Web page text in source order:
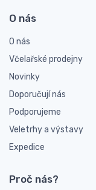
O nás
O nás
Včelařské prodejny
Novinky
Doporučují nás
Podporujeme
Veletrhy a výstavy
Expedice
Proč nás?